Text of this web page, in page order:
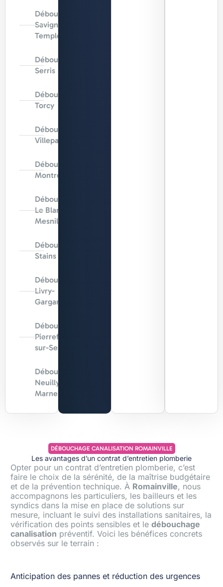
Débouchage
Savigny-le-
Temple
Débouchage
Serris
Débouchage
Torcy
Débouchage
Villeparisis
Débouchage
Montreuil
Débouchage
Le Blanc-
Mesnil
Débouchage
Stains
Débouchage
Livry-
Gargan
Débouchage
Pierrefitte-
sur-Seine
Débouchage
Neuilly-sur-
Marne
DÉBOUCHAGE CANALISATION ROMAINVILLE
Les avantages d’un contrat d’entretien plomberie
Opter pour un contrat d’entretien plomberie, c’est
faire le choix de la sérénité, de la maîtrise budgétaire
et de la prévention technique. À Romainville, nous
accompagnons les particuliers, les bailleurs et les
syndics dans la mise en place de solutions sur
mesure, incluant le suivi des installations sanitaires, la
vérification des points sensibles et le débouchage
canalisation préventif. Voici les bénéfices concrets
observés sur le terrain :
Anticipation des pannes et réduction des urgences